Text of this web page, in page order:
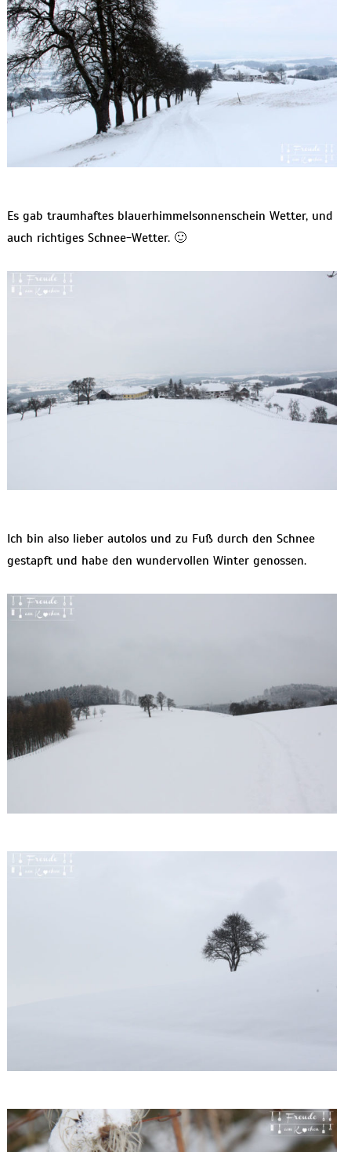
Es gab traumhaftes blauerhimmelsonnenschein Wetter, und
auch richtiges Schnee-Wetter. 🙂
Ich bin also lieber autolos und zu Fuß durch den Schnee
gestapft und habe den wundervollen Winter genossen.